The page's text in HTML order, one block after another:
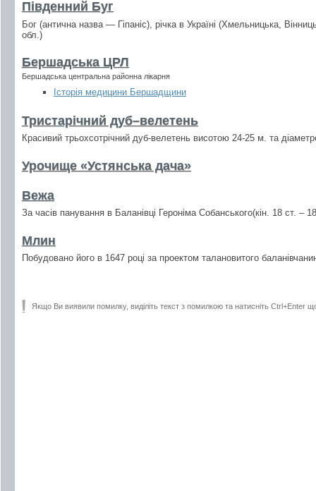
Південний Буг
Бог (антична назва — Гіпаніс), річка в Україні (Хмельницька,
обл.)
Бершадська ЦРЛ
Бершадська центральна районна лікарня
Історія медицини Бершадщини
Тристарічний дуб–велетень
Красивий трьохсотрічний дуб-велетень висотою 24-25 м. та
Урочище «Устянська дача»
Вежа
За часів панування в Баланівці Героніма Собанського(кін. 18 ст. –
Млин
Побудовано його в 1647 році за проектом талановитого
Якщо Ви виявили помилку, виділіть текст з помилкою та натисніть Ctrl+Enter